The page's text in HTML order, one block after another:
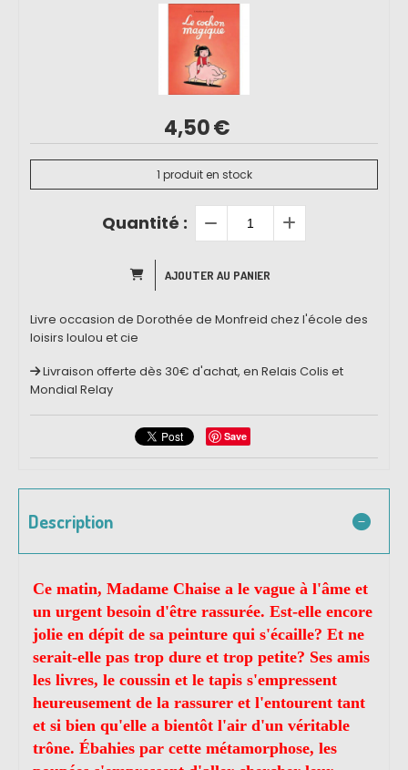
4,50€
1 produit en stock
Quantité :
AJOUTER AU PANIER
Livre occasion de Dorothée de Monfreid chez l'école des
loisirs loulou et cie
Livraison offerte dès 30€ d'achat, en Relais Colis et
Mondial Relay
Save
Description
Ce matin, Madame Chaise a le vague à l'âme et
un urgent besoin d'être rassurée. Est-elle encore
jolie en dépit de sa peinture qui s'écaille? Et ne
serait-elle pas trop dure et trop petite? Ses amis
les livres, le coussin et le tapis s'empressent
heureusement de la rassurer et l'entourent tant
et si bien qu'elle a bientôt l'air d'un véritable
trône. Ébahies par cette métamorphose, les